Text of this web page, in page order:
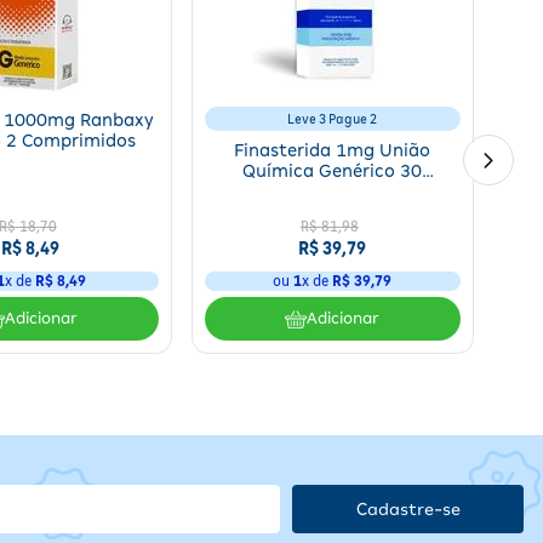
ou mastigar, preferencialmente durante as refeições para
Ranbaxy
2 Comprimidos
18,70
R$8,49
x de R$ 8,49
Adicionar
Leve 3 Pague 2
Finasterida 1mg União
Química Genérico 30
R$ 81,98
R$39,79
ou1x de R$ 39,79
Adicionar
Cadastre-se